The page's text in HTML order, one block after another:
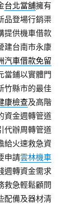
台北當舖擁有
品登場行銷渠
提供機車借款
建台南市永康
汽車借款免留
當鋪以實體門
竹縣市的最佳
康檢查及高階
資金週轉管道
代辦周轉管道
給火速救急資
申請雲林機車
週轉資金需求
救急輕鬆顧問
配備及器材清